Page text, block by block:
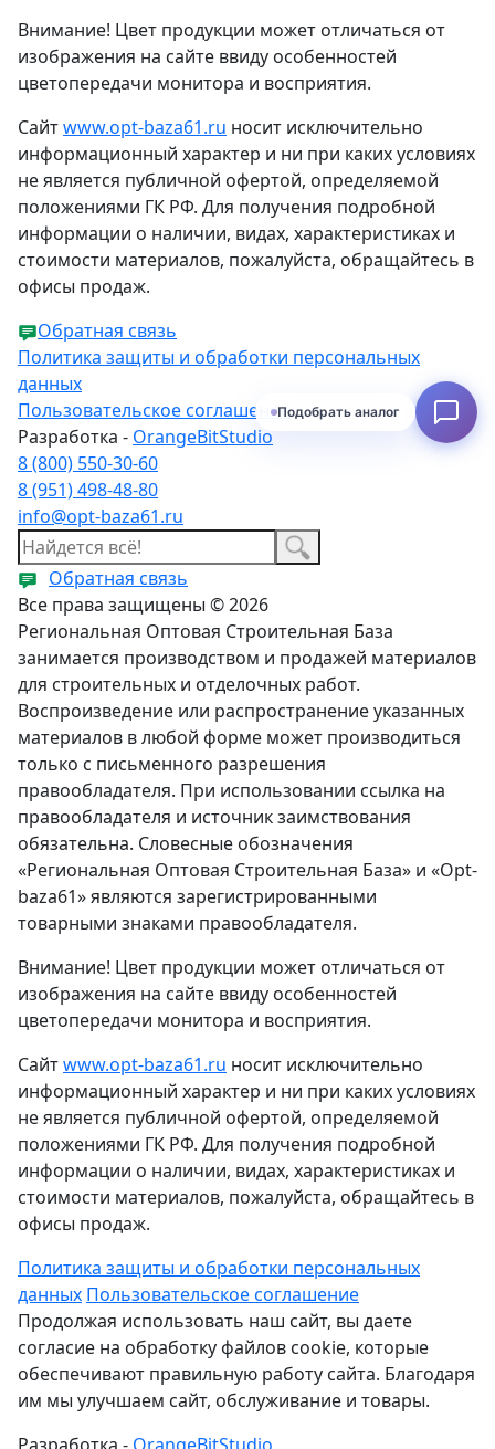
Внимание! Цвет продукции может отличаться от
изображения на сайте ввиду особенностей
цветопередачи монитора и восприятия.
Сайтwww.opt-baza61.ru носит исключительно
информационный характер и ни при каких условиях
не является публичной офертой, определяемой
положениями ГК РФ. Для получения подробной
информации о наличии, видах, характеристиках и
стоимости материалов, пожалуйста, обращайтесь в
офисы продаж.
Обратная связь
Политика защиты и обработки персональных
данных
Пользовательское соглашение
Разработка - OrangeBitStudio
8 (800) 550-30-60
8 (951) 498-48-80
info@opt-baza61.ru
Обратная связь
Все права защищены © 2026
Региональная Оптовая Строительная База
занимается производством и продажей материалов
для строительных и отделочных работ.
Воспроизведение или распространение указанных
материалов в любой форме может производиться
только с письменного разрешения
правообладателя. При использовании ссылка на
правообладателя и источник заимствования
обязательна. Словесные обозначения
«Региональная Оптовая Строительная База» и «Opt-
baza61» являются зарегистрированными
товарными знаками правообладателя.
Внимание! Цвет продукции может отличаться от
изображения на сайте ввиду особенностей
цветопередачи монитора и восприятия.
Сайтwww.opt-baza61.ru носит исключительно
информационный характер и ни при каких условиях
не является публичной офертой, определяемой
положениями ГК РФ. Для получения подробной
информации о наличии, видах, характеристиках и
стоимости материалов, пожалуйста, обращайтесь в
офисы продаж.
Политика защиты и обработки персональных
данных Пользовательское соглашение
Продолжая использовать наш сайт, вы даете
согласие на обработку файлов cookie, которые
обеспечивают правильную работу сайта. Благодаря
им мы улучшаем сайт, обслуживание и товары.
Подобрать аналог